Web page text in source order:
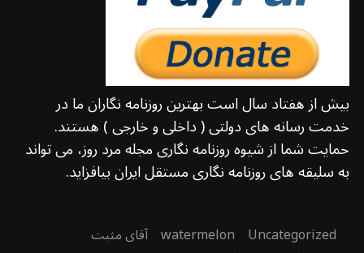
بیش از هفتاد سال است بهترین روزنامه نگاران ما در
خدمت رسانه های دولتی ( داخلی و خارجی ) هستند.
حمایت شما از شیوه روزنامه نگاری مجله مرد روز، می تواند
به سلیقه های روزنامه نگاری مستقل ایران بیافزاید.
Uncategorized
watermelon آقای مثبت